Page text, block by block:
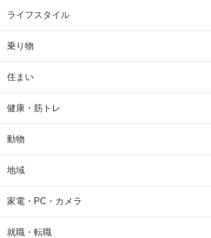
ライフスタイル
乗り物
住まい
健康・筋トレ
動物
地域
家電・PC・カメラ
就職・転職